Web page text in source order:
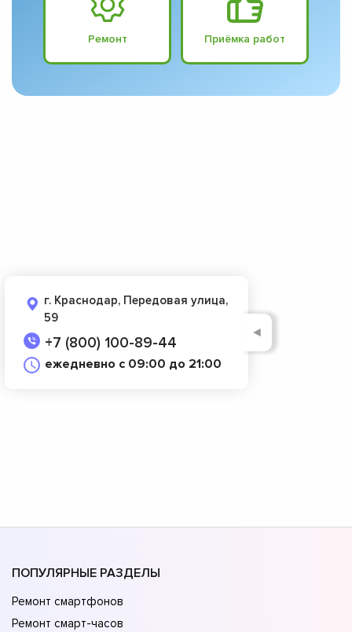
Ремонт Приёмка работ
г. Краснодар, Передовая улица,
59
+7 (800) 100-89-44
ежедневно с 09:00 до 21:00
◄
ПОПУЛЯРНЫЕ РАЗДЕЛЫ
Ремонт смартфонов
Ремонт смарт-часов